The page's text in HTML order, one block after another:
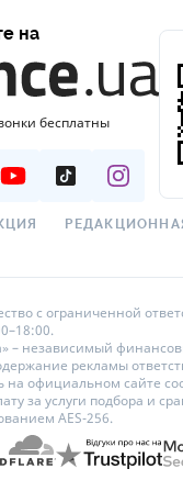
на
бесплатны
с ограниченной
независимый
рекламы
на официальном сайте
за услуги подбора и
AES-256.